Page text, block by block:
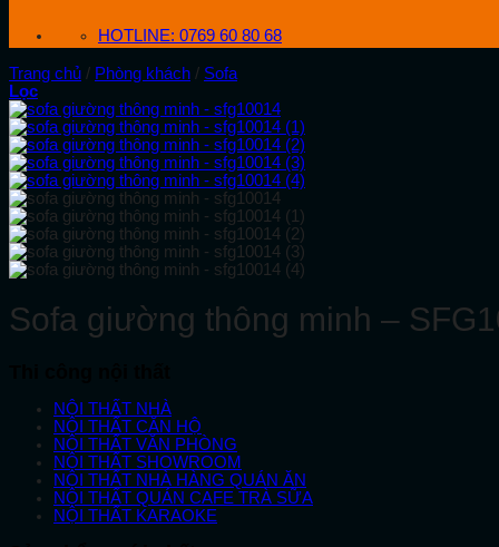
HOTLINE: 0769 60 80 68
Trang chủ / Phòng khách / Sofa
Lọc
Sofa giường thông minh –
NỘI THẤT NHÀ
NỘI THẤT CĂN HỘ
NỘI THẤT VĂN PHÒNG
NỘI THẤT SHOWROOM
NỘI THẤT NHÀ HÀNG QUÁN ĂN
NỘI THẤT QUÁN CAFE TRÀ SỮA
NỘI THẤT KARAOKE